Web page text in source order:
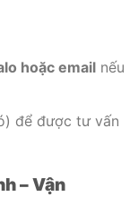
hoặc emailnếu
để được tư vấn
– Vận